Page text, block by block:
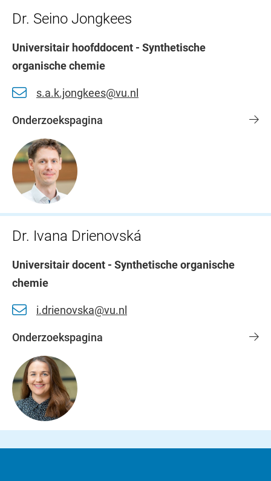
Dr. Seino Jongkees
Universitair hoofddocent - Synthetische
organische chemie
s.a.k.jongkees@vu.nl
Onderzoekspagina
Dr. Ivana Drienovská
Universitair docent - Synthetische organische
chemie
i.drienovska@vu.nl
Onderzoekspagina